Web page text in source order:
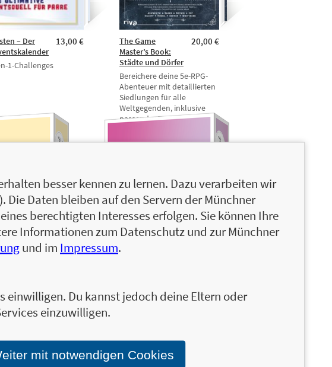
13,00 €
– Der
1-Challenges
20,00 €
The Game
Master’s Book:
Städte und Dörfer
Bereichere deine 5e-RPG-
Abenteuer mit detaillierten
Siedlungen für alle
Weltgegenden, inklusive
passender Tempel,
10,00 €
– Das
ganze
Fragespiel für Verliebte
besser kennen zu lernen. Dazu verarbeiten wir
Die Daten bleiben auf den Servern der Münchner
berechtigten Interesses erfolgen. Sie können Ihre
Informationen zum Datenschutz und zur Münchner
und im Impressum.
einwilligen. Du kannst jedoch deine Eltern oder
einzuwilligen.
mit notwendigen Cookies